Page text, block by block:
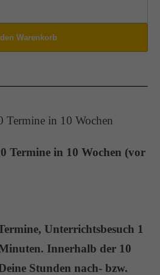
Termine in 10 Wochen (vor
Unterrichtsbesuch 1
Innerhalb der 10
Stunden nach- bzw.